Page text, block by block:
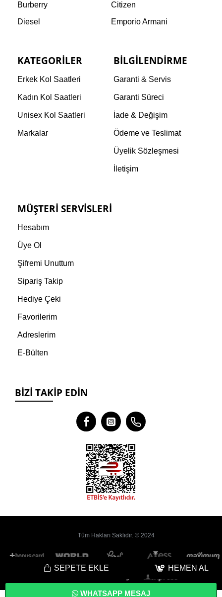
SEPETE EKLE HEMEN AL
WHATSAPP MESAJ
Burberry
Citizen
Diesel
Emporio Armani
KATEGORILER
Erkek Kol Saatleri
Kadın Kol Saatleri
Unisex Kol Saatleri
Markalar
BILGILENDIRME
Garanti & Servis
Garanti Süreci
İade & Değişim
Ödeme ve Teslimat
Üyelik Sözleşmesi
İletişim
MÜŞTERI SERVISLERI
Hesabım
Üye Ol
Şifremi Unuttum
Sipariş Takip
Hediye Çeki
Favorilerim
Adreslerim
E-Bülten
BIZI TAKIP EDIN
Tüm Hakları Saklıdır. © 2024